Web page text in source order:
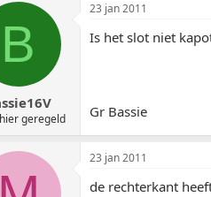
B
geregeld
23 jan 2011
Is het slot niet
Gr Bassie
23 jan 2011
de rechterkant